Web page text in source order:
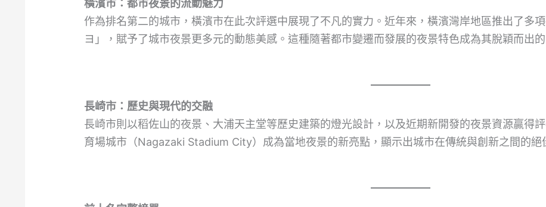
橫濱市：都市夜景的流動魅力
作為排名第二的城市，橫濱市在此次評選中展現了不凡的實力。近年來，橫濱灣岸地區推出了多
ヨ」，賦予了城市夜景更多元的動態美感。這種隨著都市變遷而發展的夜景特色成為其脫穎而出的
長崎市：歷史與現代的交融
長崎市則以稻佐山的夜景、大浦天主堂等歷史建築的燈光設計，以及近期新開發的夜景資源贏得
育場城市（Nagazaki Stadium City）成為當地夜景的新亮點，顯示出城市在傳統與創新之間的絕